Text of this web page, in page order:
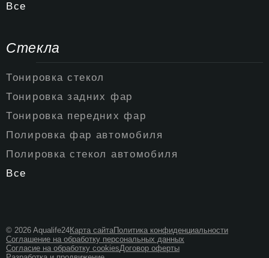
Все
Стекла
Тонировка стекол
Тонировка задних фар
Тонировка передних фар
Полировка фар автомобиля
Полировка стекол автомобиля
Все
© 2026 Aqualife24Карта сайтаПолитика конфиденциальности
Соглашение на обработку персональных данных
Согласие на обработку cookiesДоговор оферты